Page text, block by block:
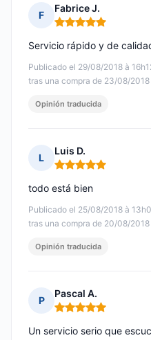
F
Fabrice J.
Nota: 5 de 5
Publicado el 29/08/2018 à
tras una compra de 23/08/2018
Servicio rápido y de
Opinión traducida
L
Luis D.
Nota: 5 de 5
Publicado el 25/08/2018 à
tras una compra de 20/08/2018
todo está bien
Opinión traducida
P
Pascal A.
Nota: 5 de 5
Un servicio serio que